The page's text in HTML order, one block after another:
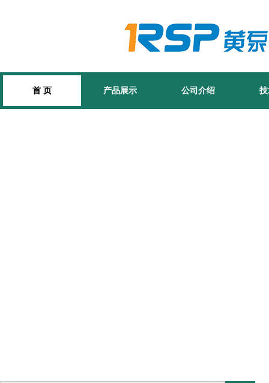
首 页 产品展示 公司介绍